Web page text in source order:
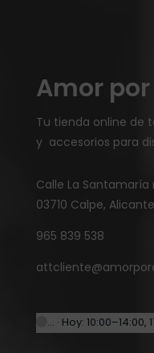
Amor por
Tu tienda online de
y accesorios para
Calle La Santamaría
03710 Calpe, Alicante
965 839 538
… · Hoy: 10:00–14:00,